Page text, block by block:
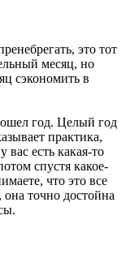
это тот
месяц, но
сэкономить в
год. Целый год
практика,
есть какая-то
спустя какое-
что это все
точно достойна